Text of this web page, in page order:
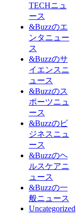
TECHニュ
ース
&Buzzのエ
ンタニュー
ス
&Buzzのサ
イエンスニ
ュース
&Buzzのス
ポーツニュ
ース
&Buzzのビ
ジネスニュ
ース
&Buzzのヘ
ルスケアニ
ュース
&Buzzの一
般ニュース
Uncategorized